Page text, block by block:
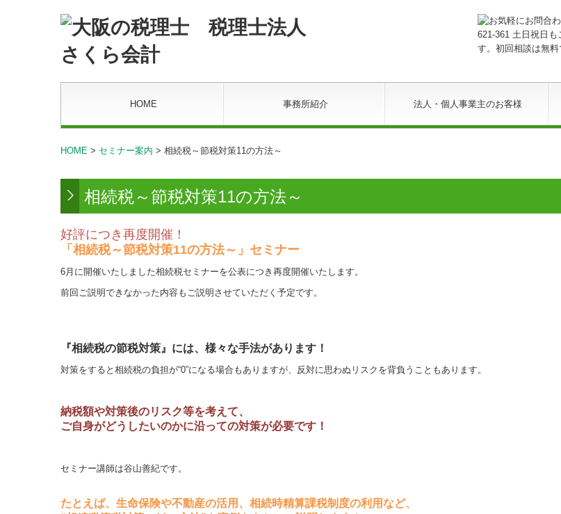
HOME 事務所紹介 法人・個人事業主のお客様
HOME > セミナー案内 > 相続税～節税対策11の方法～
相続税～節税対策11の方法～
好評につき再度開催！
「相続税～節税対策11の方法～」セミナー
6月に開催いたしました相続税セミナーを公表につき再度開催いたします。
前回ご説明できなかった内容もご説明させていただく予定です。
『相続税の節税対策』には、様々な手法があります！
対策をすると相続税の負担が“0”になる場合もありますが、反対に思わぬリスクを背負うこともあります。
納税額や対策後のリスク等を考えて、
ご自身がどうしたいのかに沿っての対策が必要です！
セミナー講師は谷山善紀です。
たとえば、生命保険や不動産の活用、相続時精算課税制度の利用など、